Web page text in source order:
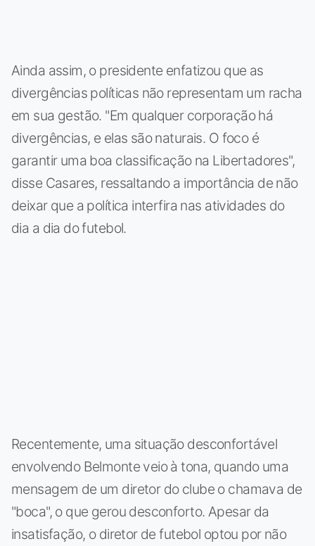
Ainda assim, o presidente enfatizou que as
divergências políticas não representam um racha
em sua gestão. "Em qualquer corporação há
divergências, e elas são naturais. O foco é
garantir uma boa classificação na Libertadores",
disse Casares, ressaltando a importância de não
deixar que a política interfira nas atividades do
dia a dia do futebol.
Recentemente, uma situação desconfortável
envolvendo Belmonte veio à tona, quando uma
mensagem de um diretor do clube o chamava de
"boca", o que gerou desconforto. Apesar da
insatisfação, o diretor de futebol optou por não